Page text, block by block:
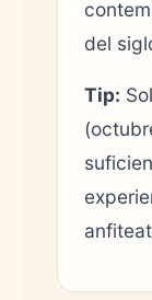
del
Tip: